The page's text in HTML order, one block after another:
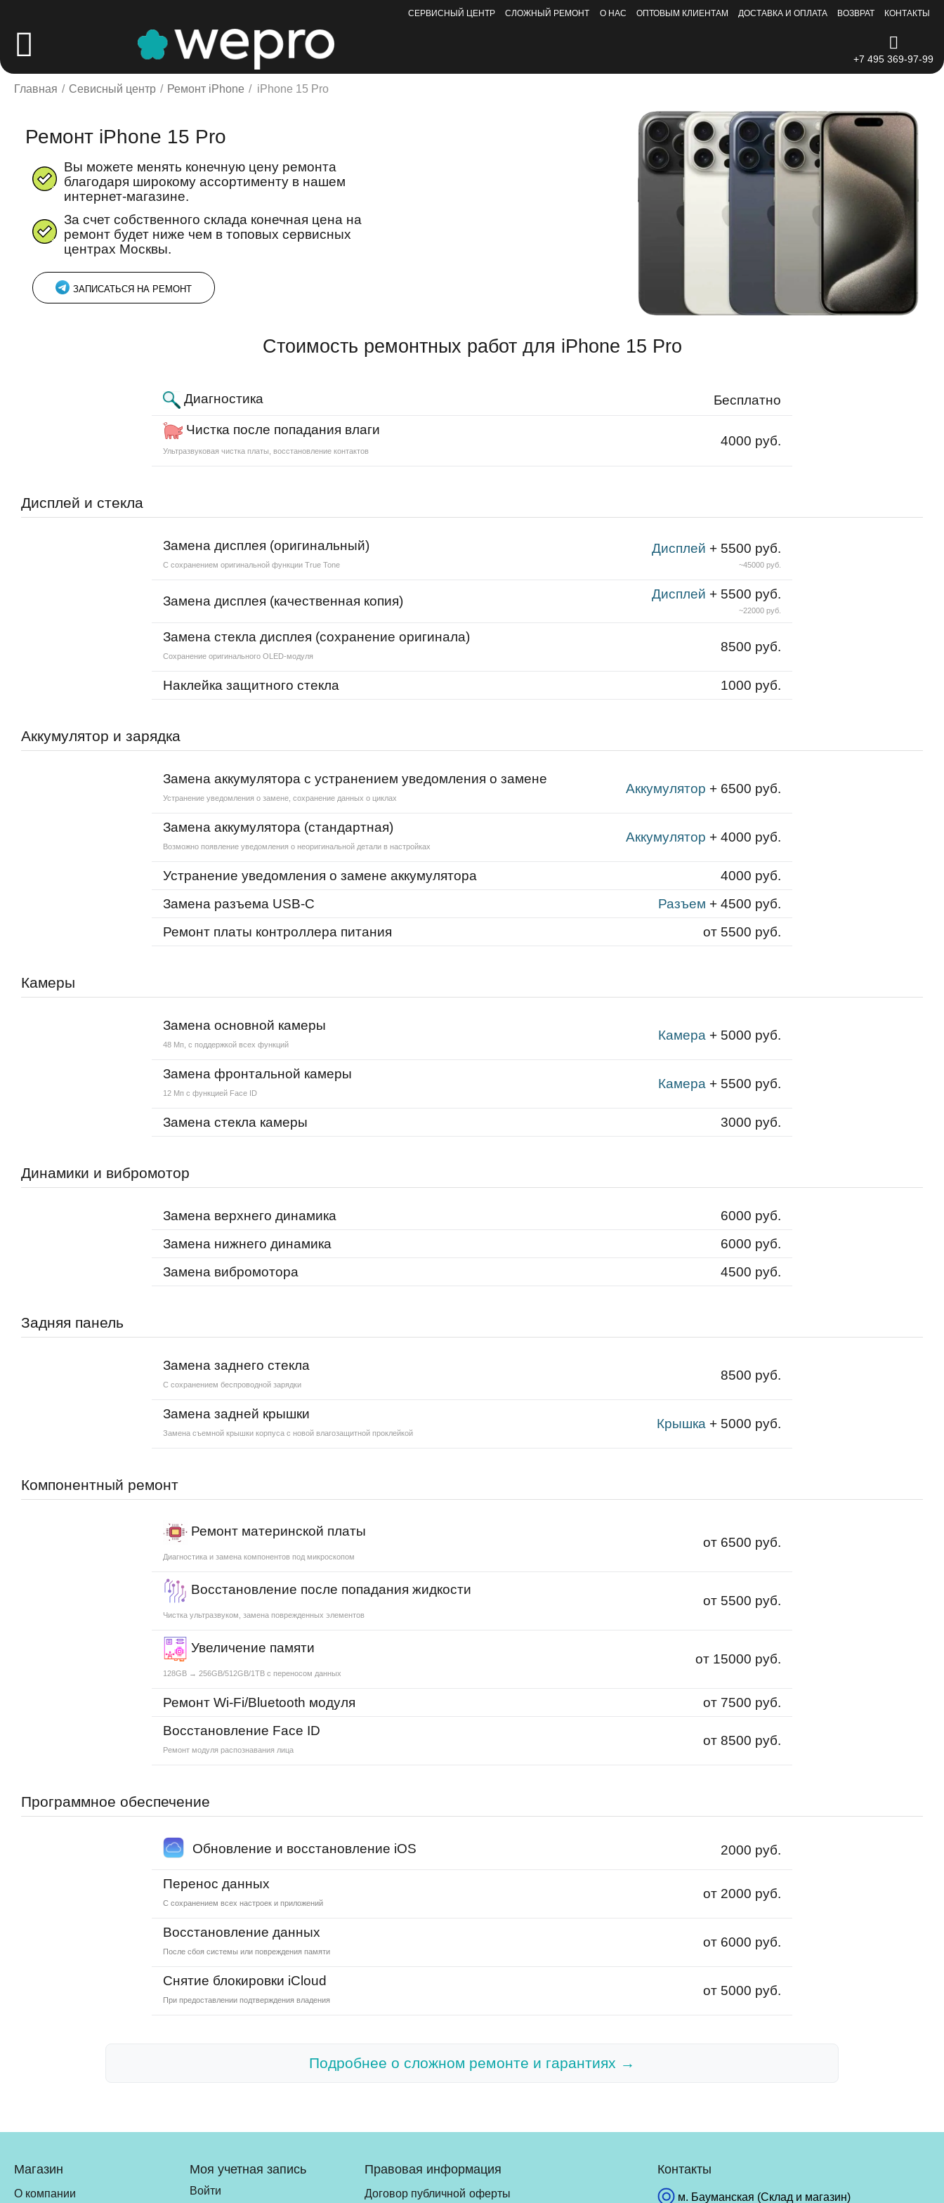
СЕРВИСНЫЙ ЦЕНТР СЛОЖНЫЙ РЕМОНТ О НАС ОПТОВЫМ КЛИЕНТАМ ДОСТАВКА И ОПЛАТА ВОЗВРАТ КОНТАКТЫ
+7 495 369-97-99
Главная / Севисный центр / Ремонт iPhone / iPhone 15 Pro
Ремонт iPhone 15 Pro
Вы можете менять конечную цену ремонта
благодаря широкому ассортименту в нашем
интернет-магазине.
За счет собственного склада конечная цена на
ремонт будет ниже чем в топовых сервисных
центрах Москвы.
ЗАПИСАТЬСЯ НА РЕМОНТ
Стоимость ремонтных работ для iPhone 15 Pro
Диагностика Бесплатно
Чистка после попадания влаги
Ультразвуковая чистка платы, восстановление контактов
4000 руб.
Дисплей и стекла
Замена дисплея (оригинальный)
С сохранением оригинальной функции True Tone
Дисплей + 5500 руб.
~45000 руб.
Замена дисплея (качественная копия) Дисплей + 5500 руб.
~22000 руб.
Замена стекла дисплея (сохранение оригинала)
Сохранение оригинального OLED-модуля
8500 руб.
Наклейка защитного стекла 1000 руб.
Аккумулятор и зарядка
Замена аккумулятора с устранением уведомления о замене
Устранение уведомления о замене, сохранение данных о циклах
Аккумулятор + 6500 руб.
Замена аккумулятора (стандартная)
Возможно появление уведомления о неоригинальной детали в настройках
Аккумулятор + 4000 руб.
Устранение уведомления о замене аккумулятора
4000 руб.
Замена разъема USB-C
Разъем + 4500 руб.
Ремонт платы контроллера питания
от 5500 руб.
Камеры
Замена основной камеры
48 Мп, с поддержкой всех функций
Камера + 5000 руб.
Замена фронтальной камеры
12 Мп с функцией Face ID
Камера + 5500 руб.
Замена стекла камеры 3000 руб.
Динамики и вибромотор
Замена верхнего динамика
6000 руб.
Замена нижнего динамика
6000 руб.
Замена вибромотора
4500 руб.
Задняя панель
Замена заднего стекла
С сохранением беспроводной зарядки
8500 руб.
Замена задней крышки
Замена съемной крышки корпуса с новой влагозащитной проклейкой
Крышка + 5000 руб.
Компонентный ремонт
Ремонт материнской платы
Диагностика и замена компонентов под микроскопом
от 6500 руб.
Восстановление после попадания жидкости
Чистка ультразвуком, замена поврежденных элементов
от 5500 руб.
Увеличение памяти
128GB → 256GB/512GB/1TB с переносом данных
от 15000 руб.
Ремонт Wi-Fi/Bluetooth модуля
от 7500 руб.
Восстановление Face ID
Ремонт модуля распознавания лица
от 8500 руб.
Программное обеспечение
Обновление и восстановление iOS 2000 руб.
Перенос данных
С сохранением всех настроек и приложений
от 2000 руб.
Восстановление данных
После сбоя системы или повреждения памяти
от 6000 руб.
Снятие блокировки iCloud
При предоставлении подтверждения владения
от 5000 руб.
Подробнее о сложном ремонте и гарантиях →
Магазин
О компании
Моя учетная запись
Войти
Правовая информация
Договор публичной оферты
Контакты
м. Бауманская (Склад и магазин)